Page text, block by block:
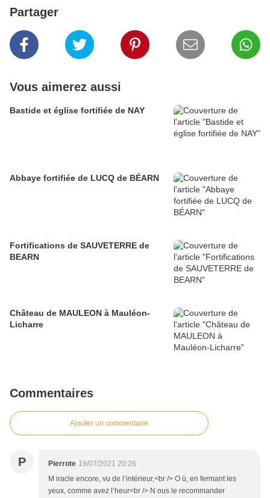
Partager
Vous aimerez aussi
Bastide et église fortifiée de NAY
Abbaye fortifiée de LUCQ de BÉARN
Fortifications de SAUVETERRE de
BEARN
Château de MAULEON à Mauléon-
Licharre
Commentaires
Ajouter un commentaire
P Pierrote 19/07/2021 20:26
M iracle encore, vu de l’intérieur,<br /> O ù, en fermant les
yeux, comme avez l’heur<br /> N ous le recommander